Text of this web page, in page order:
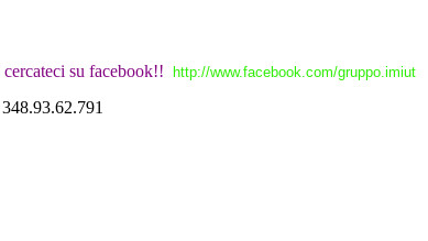
cercateci su facebook!! http://www.facebook.com/gruppo.imiut